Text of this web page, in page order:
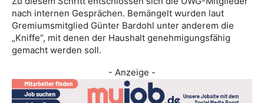
nach internen Gesprächen. Bemängelt wurden laut
Gremiumsmitglied Günter Bardohl unter anderem die
„Kniffe“, mit denen der Haushalt genehmigungsfähig
gemacht werden soll.
- Anzeige -